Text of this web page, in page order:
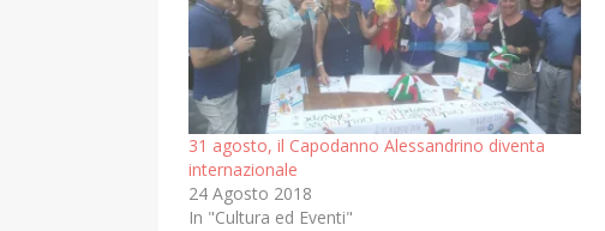
31 agosto, il Capodanno Alessandrino diventa
internazionale
24 Agosto 2018
In "Cultura ed Eventi"